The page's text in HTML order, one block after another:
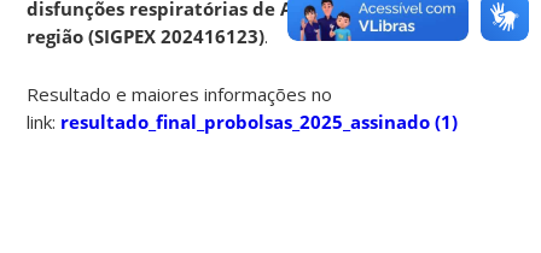
disfunções respiratórias de Araranguá-SC e
região (SIGPEX 202416123).
Resultado e maiores informações no
link: resultado_final_probolsas_2025_assinado (1)